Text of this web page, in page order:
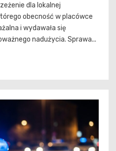
dla lokalnej
obecność w placówce
i wydawała się
nadużycia. Sprawa...